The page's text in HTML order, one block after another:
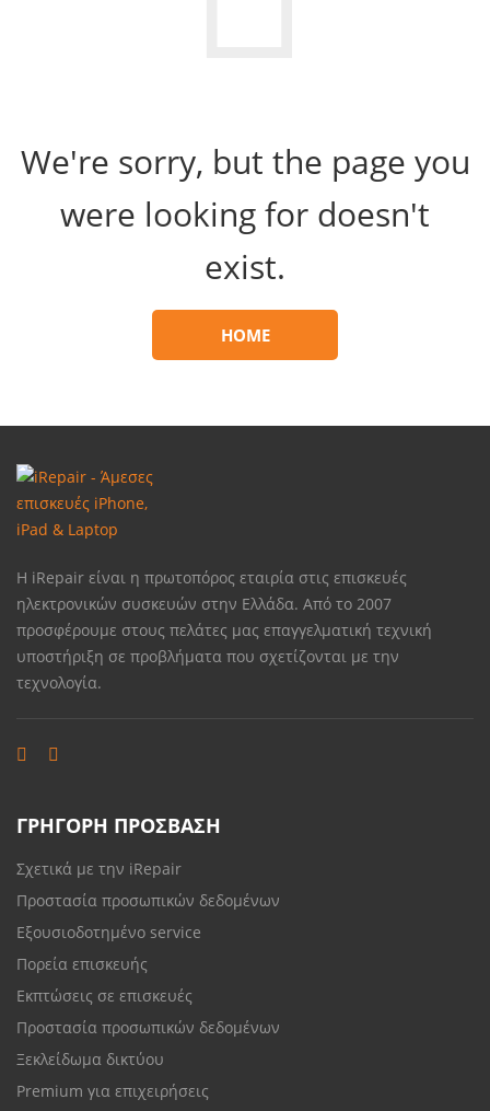
We're sorry, but the page you
were looking for doesn't
exist.
HOME
Η iRepair είναι η πρωτοπόρος εταιρία στις επισκευές
ηλεκτρονικών συσκευών στην Ελλάδα. Από το 2007
προσφέρουμε στους πελάτες μας επαγγελματική τεχνική
υποστήριξη σε προβλήματα που σχετίζονται με την
τεχνολογία.
ΓΡΗΓΟΡΗ ΠΡΟΣΒΑΣΗ
Σχετικά με την iRepair
Προστασία προσωπικών δεδομένων
Εξουσιοδοτημένο service
Πορεία επισκευής
Εκπτώσεις σε επισκευές
Προστασία προσωπικών δεδομένων
Ξεκλείδωμα δικτύου
Premium για επιχειρήσεις